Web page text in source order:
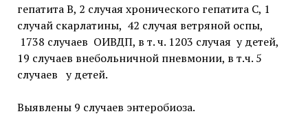
гепатита В, 2 случая хронического гепатита С, 1
случай скарлатины, 42 случая ветряной оспы,
1738 случаев ОИВДП, в т. ч. 1203 случая у детей,
19 случаев внебольничной пневмонии, в т.ч. 5
случаев у детей.
Выявлены 9 случаев энтеробиоза.